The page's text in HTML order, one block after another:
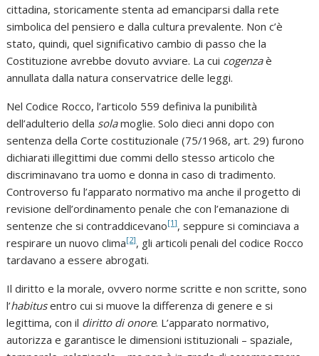
cittadina, storicamente stenta ad emanciparsi dalla rete
simbolica del pensiero e dalla cultura prevalente. Non c’è
stato, quindi, quel significativo cambio di passo che la
Costituzione avrebbe dovuto avviare. La cui cogenzaè
annullata dalla natura conservatrice delle leggi.
Nel Codice Rocco, l’articolo 559 definiva la punibilità
dell’adulterio della solamoglie. Solo dieci anni dopo con
sentenza della Corte costituzionale (75/1968, art. 29) furono
dichiarati illegittimi due commi dello stesso articolo che
discriminavano tra uomo e donna in caso di tradimento.
Controverso fu l’apparato normativo ma anche il progetto di
revisione dell’ordinamento penale che con l’emanazione di
sentenze che si contraddicevano[1], seppure si cominciava a
respirare un nuovo clima[2], gli articoli penali del codice Rocco
tardavano a essere abrogati.
Il diritto e la morale, ovvero norme scritte e non scritte, sono
l’habitusentro cui si muove la differenza di genere e si
legittima, con il diritto di onore. L’apparato normativo,
autorizza e garantisce le dimensioni istituzionali – spaziale,